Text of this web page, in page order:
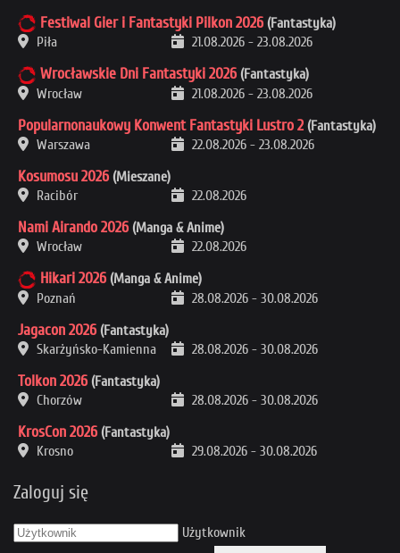
Festiwal Gier i Fantastyki Pilkon 2026 (Fantastyka)
Piła
21.08.2026 - 23.08.2026
Wrocławskie Dni Fantastyki 2026 (Fantastyka)
Wrocław
21.08.2026 - 23.08.2026
Popularnonaukowy Konwent Fantastyki Lustro 2 (Fantastyka)
Warszawa
22.08.2026 - 23.08.2026
Kosumosu 2026 (Mieszane)
Racibór
22.08.2026
Nami Airando 2026 (Manga & Anime)
Wrocław
22.08.2026
Hikari 2026 (Manga & Anime)
Poznań
28.08.2026 - 30.08.2026
Jagacon 2026 (Fantastyka)
Skarżyńsko-Kamienna
28.08.2026 - 30.08.2026
Tolkon 2026 (Fantastyka)
Chorzów
28.08.2026 - 30.08.2026
KrosCon 2026 (Fantastyka)
Krosno
29.08.2026 - 30.08.2026
Zaloguj się
Użytkownik